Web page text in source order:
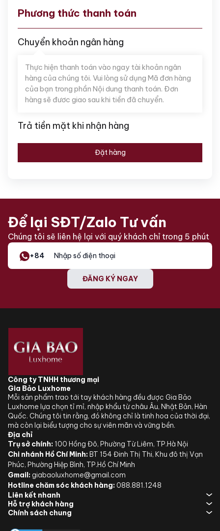
Phương thức thanh toán
Chuyển khoản ngân hàng
Thực hiện thanh toán vào ngay tài khoản ngân
hàng của chúng tôi. Vui lòng sử dụng Mã đơn hàng
của bạn trong phần Nội dung thanh toán. Đơn
hàng sẽ đươc giao sau khi tiền đã chuyển.
Trả tiền mặt khi nhận hàng
Đặt hàng
Để lại SĐT/Zalo Tư vấn
Chúng tôi sẽ liên hệ lại với quý khách chỉ trong 5 phút
+84
ĐĂNG KÝ NGAY
Công ty TNHH thương mại
Gia Bảo Luxhome
Mỗi sản phẩm trao tới tay khách hàng đều được Gia Bảo
Luxhome lựa chọn tỉ mỉ, nhập khẩu từ châu Âu, Nhật Bản, Hàn
Quốc. Chúng tôi tin rằng, đó không chỉ là tinh hoa của thời đại,
mà còn lại biểu tượng cho sự viên mãn và vững bền.
Địa chỉ
Trụ sở chính: 100 Hồng Đô, Phường Từ Liêm, TP.Hà Nội
Chi nhánh Hồ Chí Minh: BT 154 Đinh Thị Thi, Khu đô thị Vạn
Phúc, Phường Hiệp Bình, TP.Hồ Chí Minh
Gmail: giabaoluxhome@gmail.com
Hotline chăm sóc khách hàng: 088.881.1248
Liên kết nhanh
Hỗ trợ khách hàng
Chính sách chung